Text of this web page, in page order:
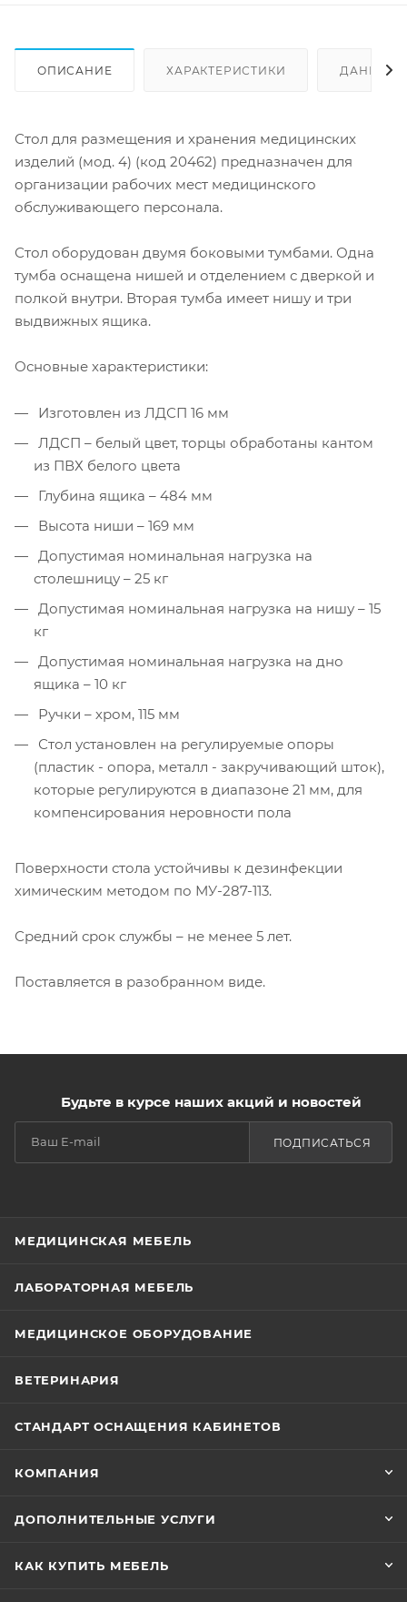
ОПИСАНИЕ ХАРАКТЕРИСТИКИ ДАННЫЕ
Стол для размещения и хранения медицинских
изделий (мод. 4) (код 20462) предназначен для
организации рабочих мест медицинского
обслуживающего персонала.
Стол оборудован двумя боковыми тумбами. Одна
тумба оснащена нишей и отделением с дверкой и
полкой внутри. Вторая тумба имеет нишу и три
выдвижных ящика.
Основные характеристики:
Изготовлен из ЛДСП 16 мм
ЛДСП – белый цвет, торцы обработаны кантом
из ПВХ белого цвета
Глубина ящика – 484 мм
Высота ниши – 169 мм
Допустимая номинальная нагрузка на
столешницу – 25 кг
Допустимая номинальная нагрузка на нишу – 15
кг
Допустимая номинальная нагрузка на дно
ящика – 10 кг
Ручки – хром, 115 мм
Стол установлен на регулируемые опоры
(пластик - опора, металл - закручивающий шток),
которые регулируются в диапазоне 21 мм, для
компенсирования неровности пола
Поверхности стола устойчивы к дезинфекции
химическим методом по МУ-287-113.
Средний срок службы – не менее 5 лет.
Поставляется в разобранном виде.
Будьте в курсе наших акций и новостей
ПОДПИСАТЬСЯ
МЕДИЦИНСКАЯ МЕБЕЛЬ
ЛАБОРАТОРНАЯ МЕБЕЛЬ
МЕДИЦИНСКОЕ ОБОРУДОВАНИЕ
ВЕТЕРИНАРИЯ
СТАНДАРТ ОСНАЩЕНИЯ КАБИНЕТОВ
КОМПАНИЯ
ДОПОЛНИТЕЛЬНЫЕ УСЛУГИ
КАК КУПИТЬ МЕБЕЛЬ